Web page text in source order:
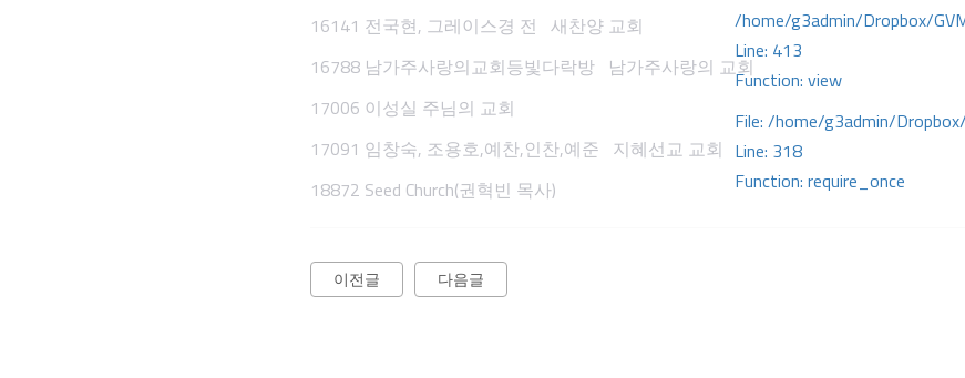
/home/g3admin/Dropbox/
Line: 413
Function: view
File: /home/g3admin/
Line: 318
Function: require_once
16141 전국현, 그레이스경 전 새찬양 교회
16788 남가주사랑의교회등빛다락방 남가주사랑의 교회
17006 이성실 주님의 교회
17091 임창숙, 조용호,예찬,인찬,예준 지혜선교 교회
18872 Seed Church(권혁빈 목사)
다음글
이전글